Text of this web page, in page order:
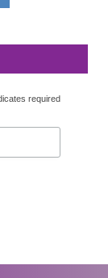
required